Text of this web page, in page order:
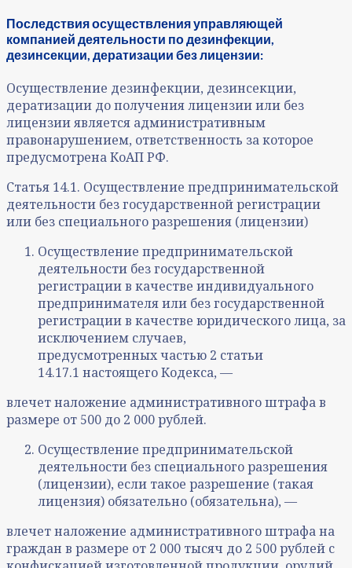
Последствия осуществления управляющей
компанией деятельности по дезинфекции,
дезинсекции, дератизации без лицензии:
Осуществление дезинфекции, дезинсекции,
дератизации до получения лицензии или без
лицензии является административным
правонарушением, ответственность за которое
предусмотрена КоАП РФ.
Статья 14.1. Осуществление предпринимательской
деятельности без государственной регистрации
или без специального разрешения (лицензии)
Осуществление предпринимательской
деятельности без государственной
регистрации в качестве индивидуального
предпринимателя или без государственной
регистрации в качестве юридического лица, за
исключением случаев,
предусмотренных частью 2 статьи
14.17.1 настоящего Кодекса, —
влечет наложение административного штрафа в
размере от 500 до 2 000 рублей.
Осуществление предпринимательской
деятельности без специального разрешения
(лицензии), если такое разрешение (такая
лицензия) обязательно (обязательна), —
влечет наложение административного штрафа на
граждан в размере от 2 000 тысяч до 2 500 рублей с